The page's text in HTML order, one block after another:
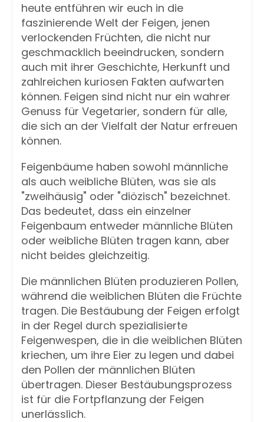
heute entführen wir euch in die
faszinierende Welt der Feigen, jenen
verlockenden Früchten, die nicht nur
geschmacklich beeindrucken, sondern
auch mit ihrer Geschichte, Herkunft und
zahlreichen kuriosen Fakten aufwarten
können. Feigen sind nicht nur ein wahrer
Genuss für Vegetarier, sondern für alle,
die sich an der Vielfalt der Natur erfreuen
können.
Feigenbäume haben sowohl männliche
als auch weibliche Blüten, was sie als
"zweihäusig" oder "diözisch" bezeichnet.
Das bedeutet, dass ein einzelner
Feigenbaum entweder männliche Blüten
oder weibliche Blüten tragen kann, aber
nicht beides gleichzeitig.
Die männlichen Blüten produzieren Pollen,
während die weiblichen Blüten die Früchte
tragen. Die Bestäubung der Feigen erfolgt
in der Regel durch spezialisierte
Feigenwespen, die in die weiblichen Blüten
kriechen, um ihre Eier zu legen und dabei
den Pollen der männlichen Blüten
übertragen. Dieser Bestäubungsprozess
ist für die Fortpflanzung der Feigen
unerlässlich.